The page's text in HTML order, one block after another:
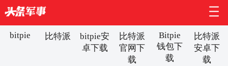
bitpie 比特派
bitpie安
卓下载
比特派
官网下
载
Bitpie
钱包下
载
比特派
安卓下
载